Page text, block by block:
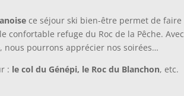
ce séjour ski bien-être permet de faire
confortable refuge du Roc de la Pêche. Avec
nous pourrons apprécier nos soirées…
: le col du Génépi, le Roc du Blanchon, etc.